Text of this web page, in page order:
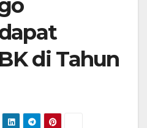
di Tahun